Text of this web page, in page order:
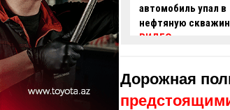
упал в
скважину -
задержаны два
автохулигана-
ВИДЕО
Дорожная